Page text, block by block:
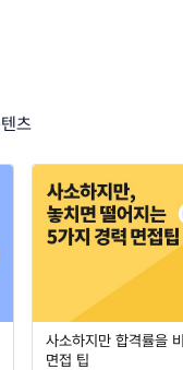
츠
사소하지만 합격률을
면접 팁